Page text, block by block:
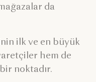
da
ilk ve en büyük
hem de
noktadır.